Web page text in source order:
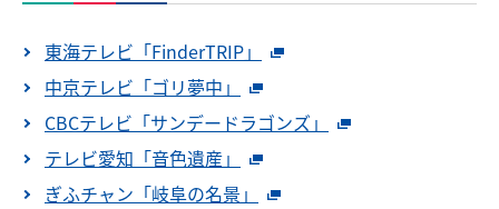
東海テレビ「FinderTRIP」
中京テレビ「ゴリ夢中」
CBCテレビ「サンデードラゴンズ」
テレビ愛知「音色遺産」
ぎふチャン「岐阜の名景」